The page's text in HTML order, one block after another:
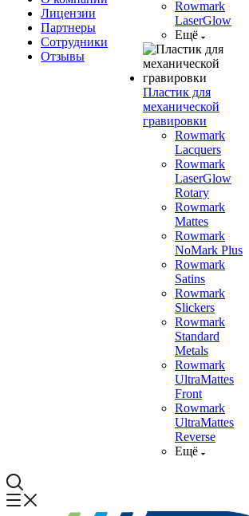
Лицензии
Партнеры
Сотрудники
Отзывы
Rowmark
LaserGlow
Ещё
Пластик для
механической
гравировки
Rowmark
Lacquers
Rowmark
LaserGlow
Rotary
Rowmark
Mattes
Rowmark
NoMark Plus
Rowmark
Satins
Rowmark
Slickers
Rowmark
Standard
Metals
Rowmark
UltraMattes
Front
Rowmark
UltraMattes
Reverse
Ещё